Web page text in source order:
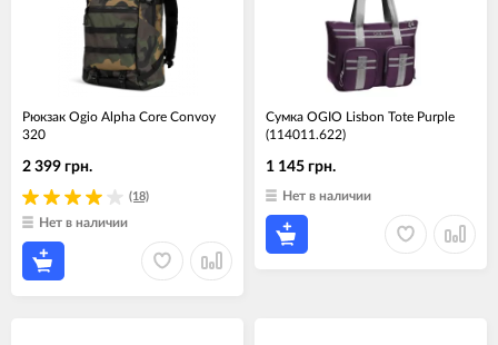
Рюкзак Ogio Alpha Core Convoy
320
(18)
2 399 грн.
Нет в наличии
Cумка OGIO Lisbon Tote Purple
(114011.622)
1 145 грн.
Нет в наличии